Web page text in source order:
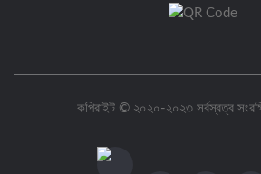
কপিরাইট © ২০২০-২০২৩ সর্বস্বত্ব